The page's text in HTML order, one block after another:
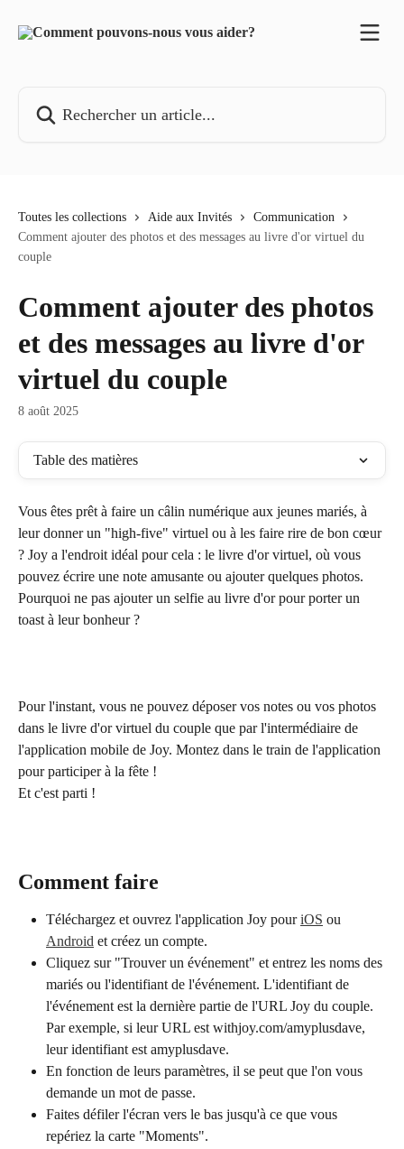
Toutes les collections Aide aux Invités
Communication
Comment ajouter des photos et des messages au livre d'or virtuel du
couple
Comment ajouter des photos
et des messages au livre d'or
virtuel du couple
8 août 2025
Table des matières
Vous êtes prêt à faire un câlin numérique aux jeunes mariés, à
leur donner un "high-five" virtuel ou à les faire rire de bon cœur
? Joy a l'endroit idéal pour cela : le livre d'or virtuel, où vous
pouvez écrire une note amusante ou ajouter quelques photos.
Pourquoi ne pas ajouter un selfie au livre d'or pour porter un
toast à leur bonheur ?
Pour l'instant, vous ne pouvez déposer vos notes ou vos photos
dans le livre d'or virtuel du couple que par l'intermédiaire de
l'application mobile de Joy. Montez dans le train de l'application
pour participer à la fête !
Et c'est parti !
Comment faire
Téléchargez et ouvrez l'application Joy pour iOS ou
Android et créez un compte.
Cliquez sur "Trouver un événement" et entrez les noms des
mariés ou l'identifiant de l'événement. L'identifiant de
l'événement est la dernière partie de l'URL Joy du couple.
Par exemple, si leur URL est withjoy.com/amyplusdave,
leur identifiant est amyplusdave.
En fonction de leurs paramètres, il se peut que l'on vous
demande un mot de passe.
Faites défiler l'écran vers le bas jusqu'à ce que vous
repériez la carte "Moments".